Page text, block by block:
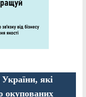
які
окупованих